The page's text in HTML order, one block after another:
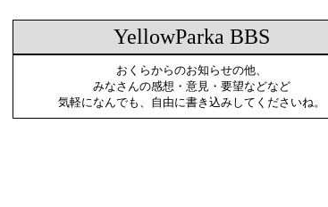
YellowParka BBS
おくらからのお知らせの他、
みなさんの感想・意見・要望などなど
気軽になんでも、自由に書き込みしてくださいね。